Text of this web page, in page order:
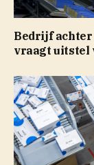
Bedrijf achter
vraagt uitstel